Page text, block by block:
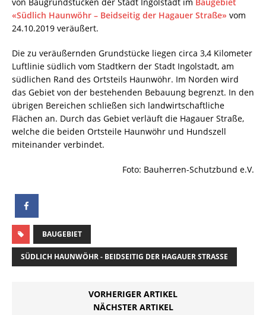
«Südlich Haunwöhr – Beidseitig der Hagauer Straße» vom
24.10.2019 veräußert.
Die zu veräußernden Grundstücke liegen circa 3,4 Kilometer
Luftlinie südlich vom Stadtkern der Stadt Ingolstadt, am
südlichen Rand des Ortsteils Haunwöhr. Im Norden wird
das Gebiet von der bestehenden Bebauung begrenzt. In den
übrigen Bereichen schließen sich landwirtschaftliche
Flächen an. Durch das Gebiet verläuft die Hagauer Straße,
welche die beiden Ortsteile Haunwöhr und Hundszell
miteinander verbindet.
Foto: Bauherren-Schutzbund e.V.
BAUGEBIET
SÜDLICH HAUNWÖHR - BEIDSEITIG DER HAGAUER STRASSE
VORHERIGER ARTIKEL
NÄCHSTER ARTIKEL